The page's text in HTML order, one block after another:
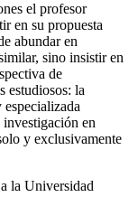
el profesor
en su propuesta
abundar en
sino insistir en
de
estudiosos: la
en
y exclusivamente
la Universidad